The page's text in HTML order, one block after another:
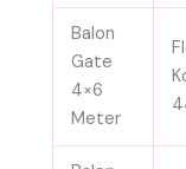
Balon
Gate
4×6
Meter